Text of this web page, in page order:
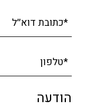
*כתובת דוא׳׳ל
*טלפון
הודעה